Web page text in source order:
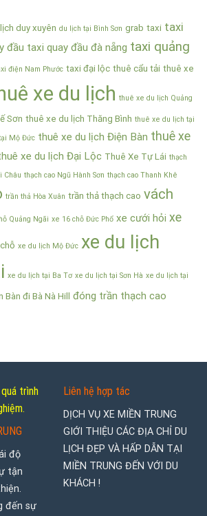
duy xuyên du lịch tại Bình Sơn grab taxi taxi
đầu taxi quay đầu đà nẵng taxi quảng
điện Nam Phước taxi đại lộc thuê cẩu tải thuê xe
xe du lịch thuê xe du lịch Quảng
Sơn thuê xe du lịch Thăng Bình thuê xe du lịch tại
Mộ Đức thuê xe du lịch Điện Bàn thuê xe
xe du lịch Đại Lộc Thuê Xe Tự Lái thạch
Châu thạch cao Ngũ Hành Sơn thạch cao Thanh Khê
trần thả Hòa Xuân trần thả thạch cao vách
Quảng Ngãi xe 16 chỗ Đức Phổ xe cưới hỏi xe
xe du lịch Mộ Đức xe du lịch
xe du lịch tại Ba Tơ xe du lịch tại Sơn Hà xe du lịch tại
đi Bà Nà Hill đóng trần thạch cao
trình
độ
tận
đến sự
Liên hệ hợp tác
DỊCH VỤ XE MIỀN TRUNG
GIỚI THIỆU CÁC ĐỊA CHỈ DU
LỊCH ĐẸP VÀ HẤP DẪN TẠI
MIỀN TRUNG ĐẾN VỚI DU
KHÁCH !